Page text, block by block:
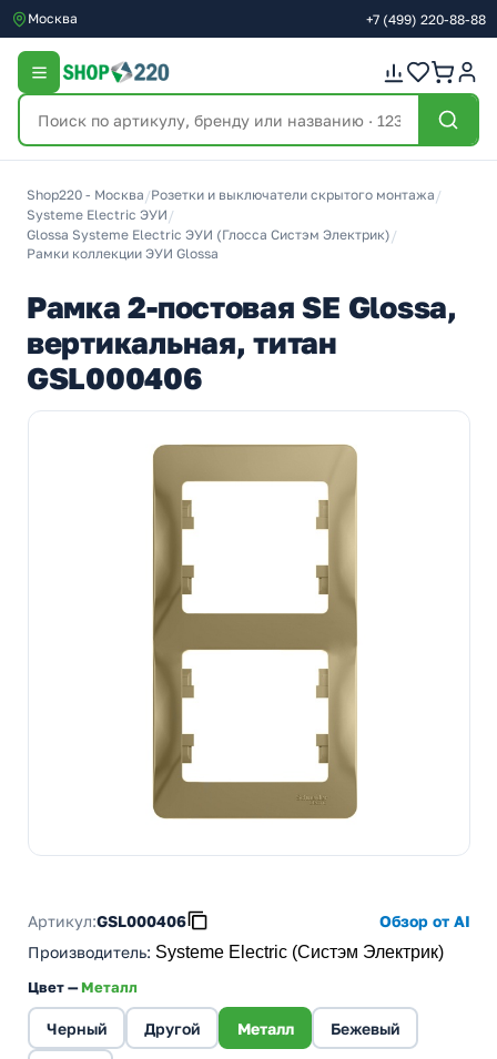
Москва +7 (499) 220-88-88
Shop220 - Москва /Розетки и выключатели скрытого монтажа /
Systeme Electric ЭУИ /
Glossa Systeme Electric ЭУИ (Глосса Систэм Электрик) /
Рамки коллекции ЭУИ Glossa
Рамка 2-постовая SE Glossa,
вертикальная, титан
GSL000406
Артикул:GSL000406
Обзор от AI
Производитель: Systeme Electric (Систэм Электрик)
Цвет —Металл
Черный Другой Металл Бежевый